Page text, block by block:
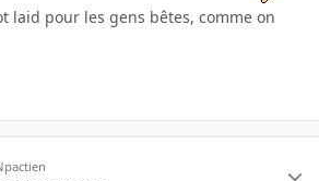
laid pour les gens bêtes, comme on